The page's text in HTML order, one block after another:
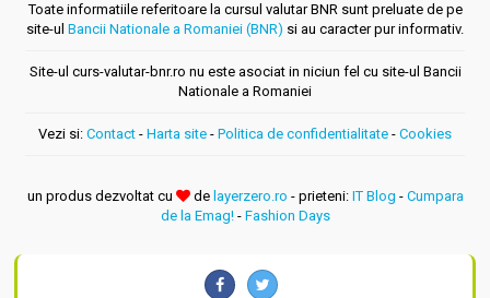
Toate informatiile referitoare la cursul valutar BNR sunt preluate de pe
site-ul Bancii Nationale a Romaniei (BNR) si au caracter pur informativ.
Site-ul curs-valutar-bnr.ro nu este asociat in niciun fel cu site-ul Bancii
Nationale a Romaniei
Vezi si: Contact - Harta site - Politica de confidentialitate - Cookies
un produs dezvoltat cu de layerzero.ro - prieteni: IT Blog - Cumpara
de la Emag!- Fashion Days